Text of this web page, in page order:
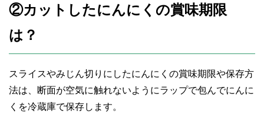
②カットしたにんにくの賞味期限
は？
スライスやみじん切りにしたにんにくの賞味期限や保存方
法は、断面が空気に触れないようにラップで包んでにんに
くを冷蔵庫で保存します。